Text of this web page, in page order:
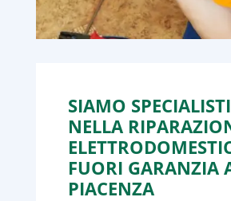
SIAMO SPECIALISTI
NELLA
FUORI GARANZIA
PIACENZA